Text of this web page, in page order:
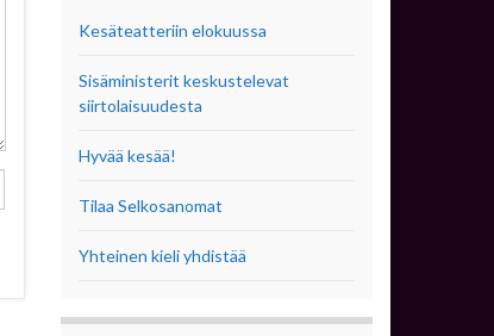
Kesäteatteriin elokuussa
Sisäministerit keskustelevat
siirtolaisuudesta
Hyvää kesää!
Tilaa Selkosanomat
Yhteinen kieli yhdistää